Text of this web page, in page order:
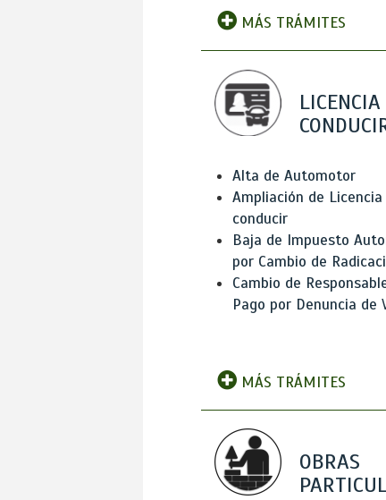
MÁS TRÁMITES
Alta de Automotor
Ampliación de Licencia
conducir
Baja de Impuesto
por Cambio de
Cambio de
Pago por Denuncia de
MÁS TRÁMITES
OBRAS